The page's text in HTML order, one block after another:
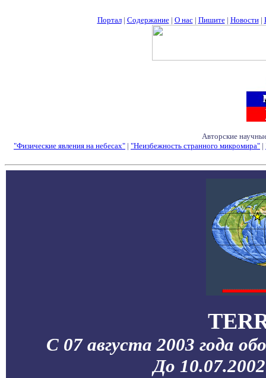
Портал| Содержание| О нас| Пишите| Новости|
Авторские
"Физические явления на небесах" | "Неизбежность странного микромира" |
С 07 августа 2003 года
До